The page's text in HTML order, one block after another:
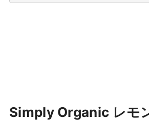
Simply Organic レモ